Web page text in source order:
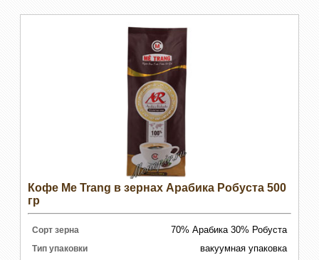
Кофе Me Trang в зернах Арабика Робуста 500
гр
Сорт зерна 70% Арабика 30% Робуста
Тип упаковки вакуумная упаковка